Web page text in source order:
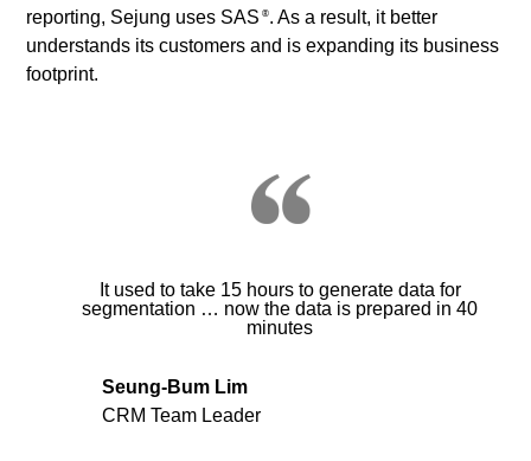
reporting, Sejung uses SAS ®. As a result, it better
understands its customers and is expanding its business
footprint.
It used to take 15 hours to generate data for
segmentation … now the data is prepared in 40
minutes
Seung-Bum Lim
CRM Team Leader